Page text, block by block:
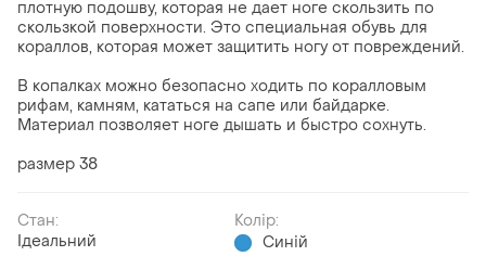
плотную подошву, которая не дает ноге скользить по
скользкой поверхности. Это специальная обувь для
кораллов, которая может защитить ногу от повреждений.
В копалках можно безопасно ходить по коралловым
рифам, камням, кататься на сапе или байдарке.
Материал позволяет ноге дышать и быстро сохнуть.
размер 38
Стан:
Ідеальний
Колір:
Синій